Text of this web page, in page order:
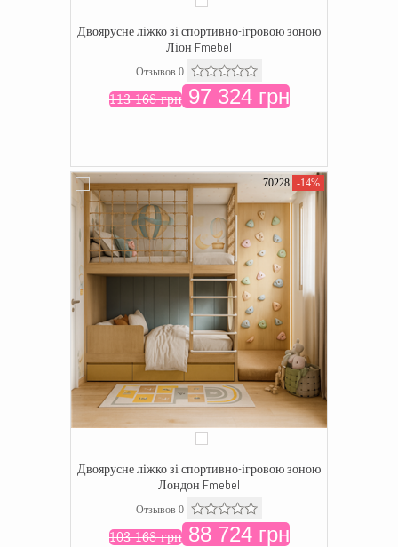
Двоярусне ліжко зі спортивно-ігровою зоною
Ліон Fmebel
Отзывов 0
113 168 грн97 324 грн
70228 -14%
Двоярусне ліжко зі спортивно-ігровою зоною
Лондон Fmebel
Отзывов 0
103 168 грн88 724 грн